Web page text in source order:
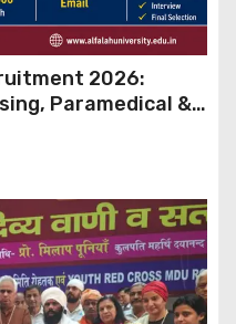
2026:
Paramedical &
Through Email